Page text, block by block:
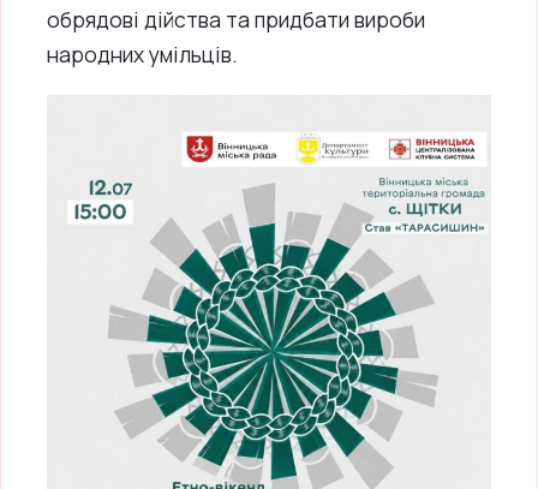
обрядові дійства та придбати вироби
народних умільців.